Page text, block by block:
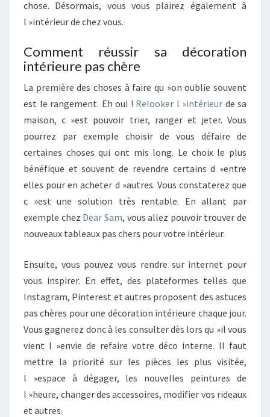
chose. Désormais, vous vous plairez également à
l »intérieur de chez vous.
Comment réussir sa décoration
intérieure pas chère
La première des choses à faire qu »on oublie souvent
est le rangement. Eh oui ! Relooker l »intérieur de sa
maison, c »est pouvoir trier, ranger et jeter. Vous
pourrez par exemple choisir de vous défaire de
certaines choses qui ont mis long. Le choix le plus
bénéfique et souvent de revendre certains d »entre
elles pour en acheter d »autres. Vous constaterez que
c »est une solution très rentable. En allant par
exemple chez Dear Sam, vous allez pouvoir trouver de
nouveaux tableaux pas chers pour votre intérieur.
Ensuite, vous pouvez vous rendre sur internet pour
vous inspirer. En effet, des plateformes telles que
Instagram, Pinterest et autres proposent des astuces
pas chères pour une décoration intérieure chaque jour.
Vous gagnerez donc à les consulter dès lors qu »il vous
vient l »envie de refaire votre déco interne. Il faut
mettre la priorité sur les pièces les plus visitée,
l »espace à dégager, les nouvelles peintures de
l »heure, changer des accessoires, modifier vos rideaux
et autres.